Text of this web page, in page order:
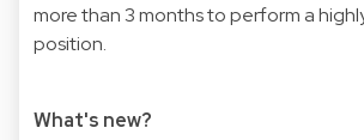
more than 3 months to perform a
position.
What's new?